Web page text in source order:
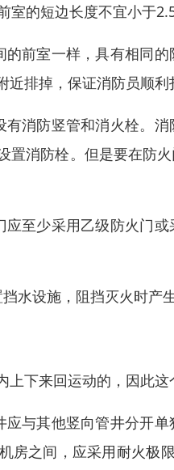
的短边长度不宜小于2.5
前室一样，具有相同
排掉，保证消防员顺利
消防竖管和消火栓。
置消防栓。但是要在防
至少采用乙级防火门
水设施，阻挡灭火时产
下来回运动的，因此这
与其他竖向管井分开
房之间，应采用耐火极